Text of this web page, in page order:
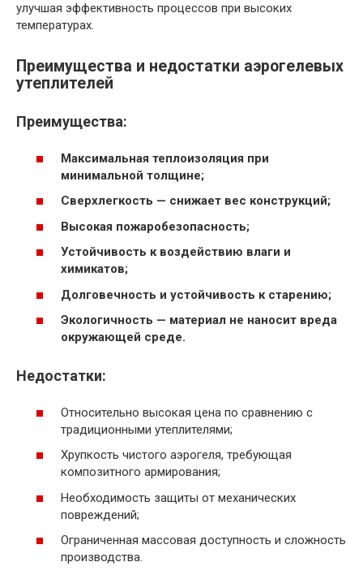
улучшая эффективность процессов при высоких
температурах.
Преимущества и недостатки аэрогелевых
утеплителей
Преимущества:
Максимальная теплоизоляция при
минимальной толщине;
Сверхлегкость — снижает вес конструкций;
Высокая пожаробезопасность;
Устойчивость к воздействию влаги и
химикатов;
Долговечность и устойчивость к старению;
Экологичность — материал не наносит вреда
окружающей среде.
Недостатки:
Относительно высокая цена по сравнению с
традиционными утеплителями;
Хрупкость чистого аэрогеля, требующая
композитного армирования;
Необходимость защиты от механических
повреждений;
Ограниченная массовая доступность и сложность
производства.